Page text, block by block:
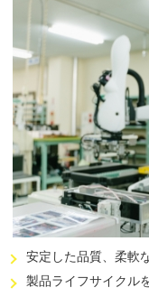
安定した品質、柔軟
製品ライフサイクル